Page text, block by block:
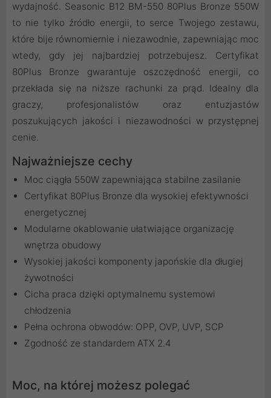
wydajność. Seasonic B12 BM-550 80Plus Bronze 550W
to nie tylko źródło energii, to serce Twojego zestawu,
które bije równomiernie i niezawodnie, zapewniając moc
wtedy, gdy jej najbardziej potrzebujesz. Certyfikat
80Plus Bronze gwarantuje oszczędność energii, co
przekłada się na niższe rachunki za prąd. Idealny dla
graczy, profesjonalistów oraz entuzjastów
poszukujących jakości i niezawodności w przystępnej
cenie.
Najważniejsze cechy
Moc ciągła 550W zapewniająca stabilne zasilanie
Certyfikat 80Plus Bronze dla wysokiej efektywności
energetycznej
Modularne okablowanie ułatwiające organizację
wnętrza obudowy
Wysokiej jakości komponenty japońskie dla długiej
żywotności
Cicha praca dzięki optymalnemu systemowi
chłodzenia
Pełna ochrona obwodów: OPP, OVP, UVP, SCP
Zgodność ze standardem ATX 2.4
Moc, na której możesz polegać